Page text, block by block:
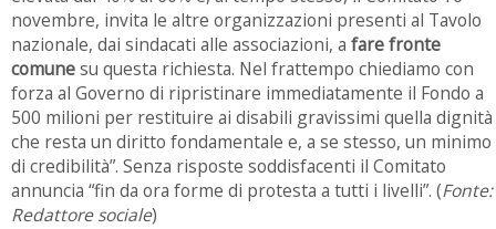
novembre, invita le altre organizzazioni presenti al Tavolo
nazionale, dai sindacati alle associazioni, a fare fronte
comunesu questa richiesta. Nel frattempo chiediamo con
forza al Governo di ripristinare immediatamente il Fondo a
500 milioni per restituire ai disabili gravissimi quella dignità
che resta un diritto fondamentale e, a se stesso, un minimo
di credibilità”. Senza risposte soddisfacenti il Comitato
annuncia “fin da ora forme di protesta a tutti i livelli”. (Fonte:
Redattore sociale)